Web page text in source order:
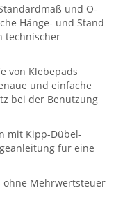
und O-
Hänge- und Stand
technischer
von Klebepads
und einfache
bei der Benutzung
mit Kipp-Dübel-
für eine
ohne Mehrwertsteuer